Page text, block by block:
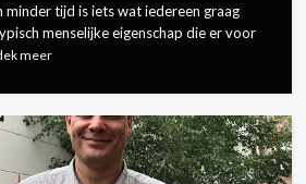
minder tijd is iets wat iedereen graag
menselijke eigenschap die er voor
meer